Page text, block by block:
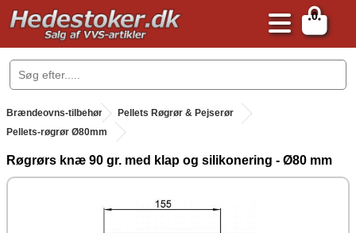
0
.
Brændeovns-tilbehør .
Pellets Røgrør & Pejserør
Pellets-røgrør Ø80mm
Røgrørs knæ 90 gr. med klap og silikonering - Ø80 mm